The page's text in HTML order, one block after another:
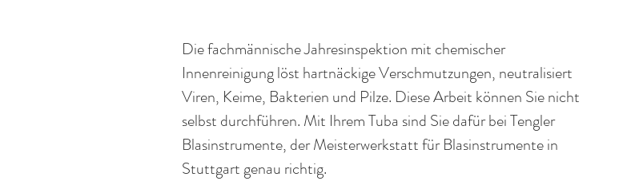
Die fachmännische Jahresinspektion mit chemischer
Innenreinigung löst hartnäckige Verschmutzungen, neutralisiert
Viren, Keime, Bakterien und Pilze. Diese Arbeit können Sie nicht
selbst durchführen. Mit Ihrem Tuba sind Sie dafür bei Tengler
Blasinstrumente, der Meisterwerkstatt für Blasinstrumente in
Stuttgart genau richtig.